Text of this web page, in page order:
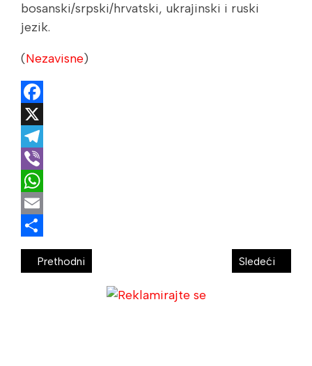
bosanski/srpski/hrvatski, ukrajinski i ruski
jezik.
(Nezavisne)
Facebook
X
Telegram
Viber
WhatsApp
Email
Share
Prethodni Sledeći